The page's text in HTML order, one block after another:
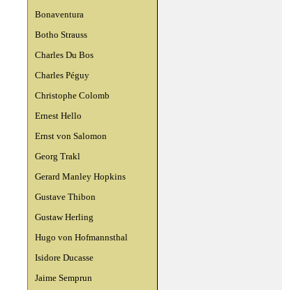
Bonaventura
Botho Strauss
Charles Du Bos
Charles Péguy
Christophe Colomb
Ernest Hello
Ernst von Salomon
Georg Trakl
Gerard Manley Hopkins
Gustave Thibon
Gustaw Herling
Hugo von Hofmannsthal
Isidore Ducasse
Jaime Semprun